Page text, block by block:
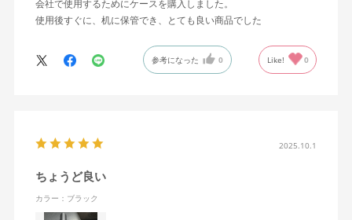
会社で使用するためにケースを購入しました。
使用後すぐに、机に保管でき、とても良い商品でした
参考になった 0 Like! 0
2025.10.1
ちょうど良い
カラー：ブラック